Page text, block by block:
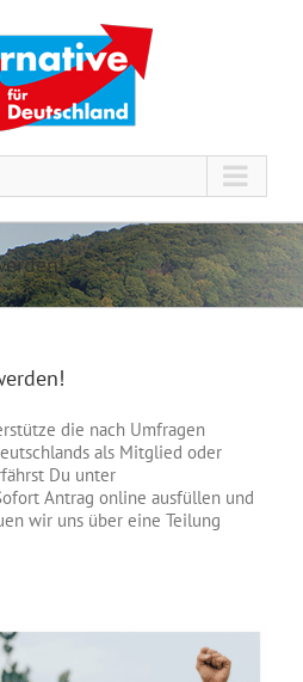
die nach Umfragen
als Mitglied oder
Du unter
Antrag online ausfüllen und
wir uns über eine Teilung